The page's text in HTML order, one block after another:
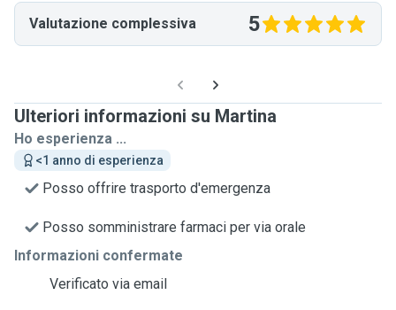
Valutazione complessiva 5
Ulteriori informazioni su Martina
Ho esperienza ...
<1 anno di esperienza
Posso offrire trasporto d'emergenza
Posso somministrare farmaci per via orale
Informazioni confermate
Verificato via email